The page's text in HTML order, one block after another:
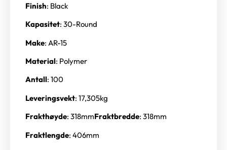
Finish: Black
Kapasitet: 30-Round
Make: AR-15
Material: Polymer
Antall: 100
Leveringsvekt: 17,305kg
Frakthøyde: 318mmFraktbredde: 318mm
Fraktlengde: 406mm